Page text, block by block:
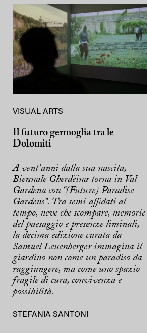
VISUAL ARTS
Il futuro germoglia tra le
Dolomiti
A vent’anni dalla sua nascita,
Biennale Gherdëina torna in Val
Gardena con “(Future) Paradise
Gardens”. Tra semi affidati al
tempo, neve che scompare, memorie
del paesaggio e presenze liminali,
la decima edizione curata da
Samuel Leuenberger immagina il
giardino non come un paradiso da
raggiungere, ma come uno spazio
fragile di cura, convivenza e
possibilità.
STEFANIA SANTONI